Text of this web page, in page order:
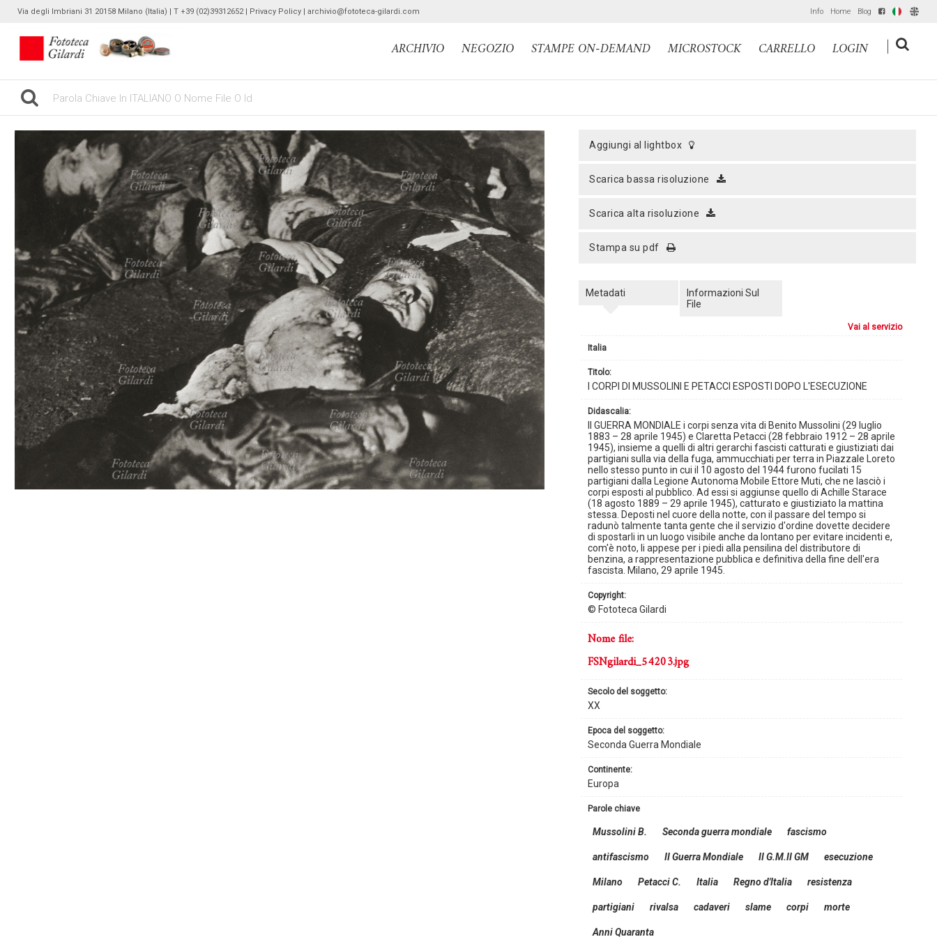
Via degli Imbriani 31 20158 Milano (Italia) | T +39 (02)39312652 | Privacy Policy | archivio@fototeca-gilardi.com Info Home Blog IT EN
gilardinew ARCHIVIO NEGOZIO STAMPE ON-DEMAND MICROSTOCK CARRELLO LOGIN |
aggiungi al lightbox
scarica bassa risoluzione
scarica alta risoluzione
stampa su pdf
Metadati
vai al servizio
Italia
titolo:
I CORPI DI MUSSOLINI E PETACCI ESPOSTI DOPO L'ESECUZIONE
didascalia:
II GUERRA MONDIALE i corpi senza vita di Benito Mussolini (29 luglio
1883 – 28 aprile 1945) e Claretta Petacci (28 febbraio 1912 – 28 aprile
1945), insieme a quelli di altri gerarchi fascisti catturati e giustiziati dai
partigiani sulla via della fuga, ammucchiati per terra in Piazzale Loreto
nello stesso punto in cui il 10 agosto del 1944 furono fucilati 15
partigiani dalla Legione Autonoma Mobile Ettore Muti, che ne lasciò i
corpi esposti al pubblico. Ad essi si aggiunse quello di Achille Starace
(18 agosto 1889 – 29 aprile 1945), catturato e giustiziato la mattina
stessa. Deposti nel cuore della notte, con il passare del tempo si
radunò talmente tanta gente che il servizio d'ordine dovette decidere
di spostarli in un luogo visibile anche da lontano per evitare incidenti e,
com'è noto, li appese per i piedi alla pensilina del distributore di
benzina, a rappresentazione pubblica e definitiva della fine dell'era
fascista. Milano, 29 aprile 1945.
copyright:
© Fototeca Gilardi
continente:
Europa
secolo del soggetto:
XX
epoca del soggetto:
Seconda Guerra Mondiale
nome file:
FSNgilardi_54203.jpg
parole chiave
Mussolini B. Seconda guerra mondiale fascismo
antifascismo II Guerra Mondiale II G.M.II GM esecuzione
Milano Petacci C. Italia Regno d'Italia resistenza
partigiani rivalsa cadaveri slame corpi morte
Anni Quaranta
Informazioni Sul
File